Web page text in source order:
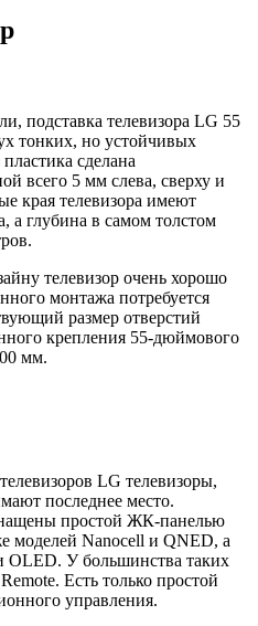
подставка телевизора LG 55
тонких, но устойчивых
сделана
всего 5 мм слева, сверху и
края телевизора имеют
а глубина в самом толстом
телевизор очень хорошо
монтажа потребуется
размер отверстий
крепления 55-дюймового
мм.
LG телевизоры,
последнее место.
простой ЖК-панелью
моделей Nanocell и QNED, а
OLED. У большинства таких
Есть только простой
управления.